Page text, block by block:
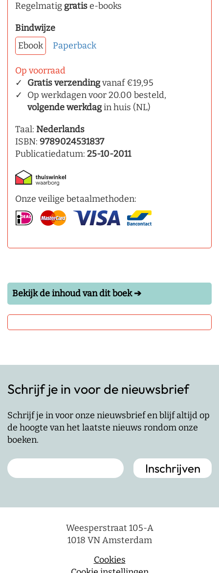
Regelmatig gratise-books
Bindwijze
Ebook
Paperback
Op voorraad
Gratis verzendingvanaf €19,95
Op werkdagen voor 20.00 besteld,
volgende werkdagin huis (NL)
Taal: Nederlands
ISBN: 9789024531837
Publicatiedatum: 25-10-2011
Onze veilige betaalmethoden:
Bekijk de inhoud van dit boek ➔
Schrijf je in voor de nieuwsbrief
Schrijf je in voor onze nieuwsbrief en blijf altijd op
de hoogte van het laatste nieuws rondom onze
boeken.
Weesperstraat 105-A
1018 VN Amsterdam
Cookies